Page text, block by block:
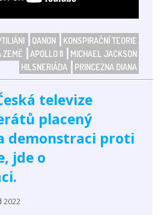
QANON
KONSPIRAČNÍ TEORIE
ZEMĚ APOLLO 11
MICHAEL JACKSON
HILSNERIÁDA
PRINCEZNA DIANA
televize
placený
demonstraci proti
jde o
2022